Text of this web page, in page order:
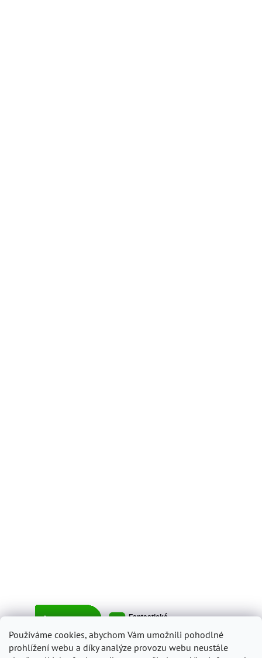
Používáme cookies, abychom Vám umožnili pohodlné
prohlížení webu a díky analýze provozu webu neustále